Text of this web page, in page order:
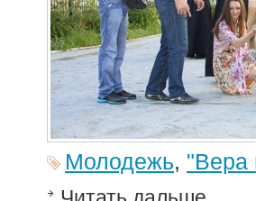
Молодежь, "Вера